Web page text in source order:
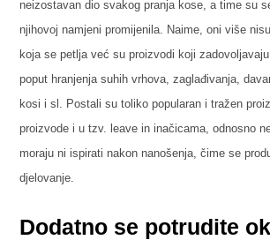
neizostavan dio svakog pranja kose, a time su
njihovoj namjeni promijenila. Naime, oni više
koja se petlja već su proizvodi koji
poput hranjenja suhih vrhova, zaglađivanja,
kosi i sl. Postali su toliko popularan i tražen
proizvode i u tzv. leave in inačicama, odnosno
moraju ni ispirati nakon nanošenja, čime se
djelovanje.
Dodatno se potrudite